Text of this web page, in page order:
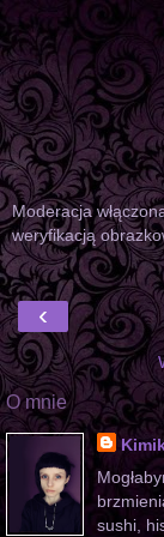
Moderacja
weryfikacją
‹
O mnie
sushi,